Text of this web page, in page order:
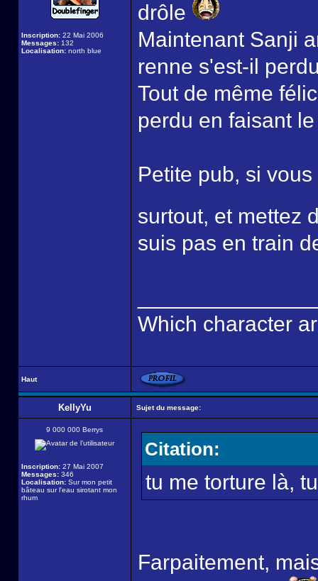
Inscription: 22 Mai 2006
Messages: 132
Localisation: north blue
drôle
Maintenant Sanji
renne s'est-il
Tout de même
perdu en faisant
Petite pub, si
surtout, et mettez
suis pas en train
Which character
Haut
KellyYu Sujet du message:
9 000 000 Berrys
Inscription: 27 Mai 2007
Messages: 346
Localisation: Sur mon petit
bâteau sur l'eau sirotant mon
rhum
Citation:
tu me torture là,
Farpaitement,